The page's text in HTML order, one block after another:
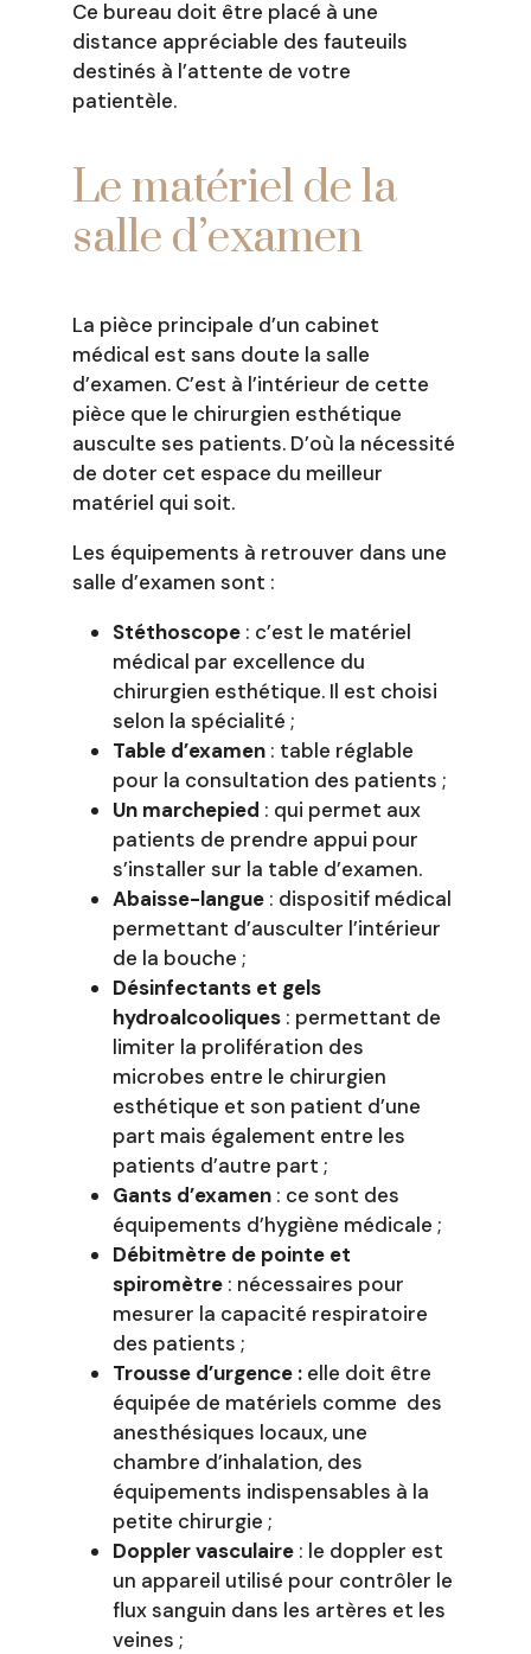
Ce bureau doit être placé à une
distance appréciable des fauteuils
destinés à l’attente de votre
patientèle.
Le matériel de la
salle d’examen
La pièce principale d’un cabinet
médical est sans doute la salle
d’examen. C’est à l’intérieur de cette
pièce que le chirurgien esthétique
ausculte ses patients. D’où la nécessité
de doter cet espace du meilleur
matériel qui soit.
Les équipements à retrouver dans une
salle d’examen sont :
Stéthoscope: c’est le matériel
médical par excellence du
chirurgien esthétique. Il est choisi
selon la spécialité ;
Table d’examen: table réglable
pour la consultation des patients ;
Un marchepied : qui permet aux
patients de prendre appui pour
s’installer sur la table d’examen.
Abaisse-langue: dispositif médical
permettant d’ausculter l’intérieur
de la bouche ;
Désinfectants et gels
hydroalcooliques: permettant de
limiter la prolifération des
microbes entre le chirurgien
esthétique et son patient d’une
part mais également entre les
patients d’autre part ;
Gants d’examen: ce sont des
équipements d’hygiène médicale ;
Débitmètre de pointe et
spiromètre: nécessaires pour
mesurer la capacité respiratoire
des patients ;
Trousse d’urgence : elle doit être
équipée de matériels comme des
anesthésiques locaux, une
chambre d’inhalation, des
équipements indispensables à la
petite chirurgie ;
Doppler vasculaire: le doppler est
un appareil utilisé pour contrôler le
flux sanguin dans les artères et les
veines ;